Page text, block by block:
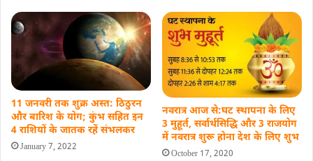
11 जनवरी तक शुक्र अस्त: ठिठुरन
और बारिश के योग; कुंभ सहित इन
4 राशियों के जातक रहें संभलकर
January 7, 2022
नवरात्र आज से:घट स्थापना के लिए
3 मुहूर्त, सर्वार्थसिद्धि और 3 राजयोग
में नवरात्र शुरू होना देश के लिए शुभ
October 17, 2020